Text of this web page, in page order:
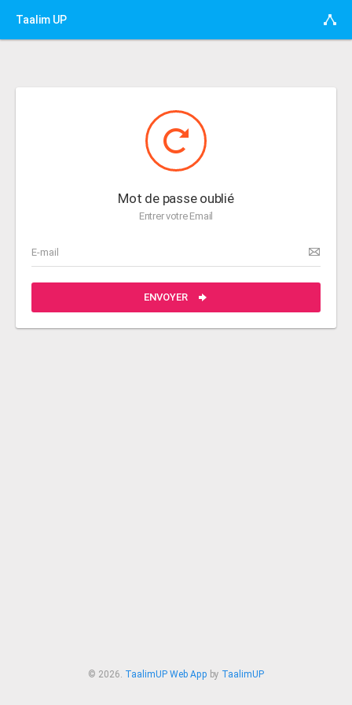
Taalim UP
Mot de passe oublié
Entrer votre Email
ENVOYER
© 2026. TaalimUP Web App by TaalimUP